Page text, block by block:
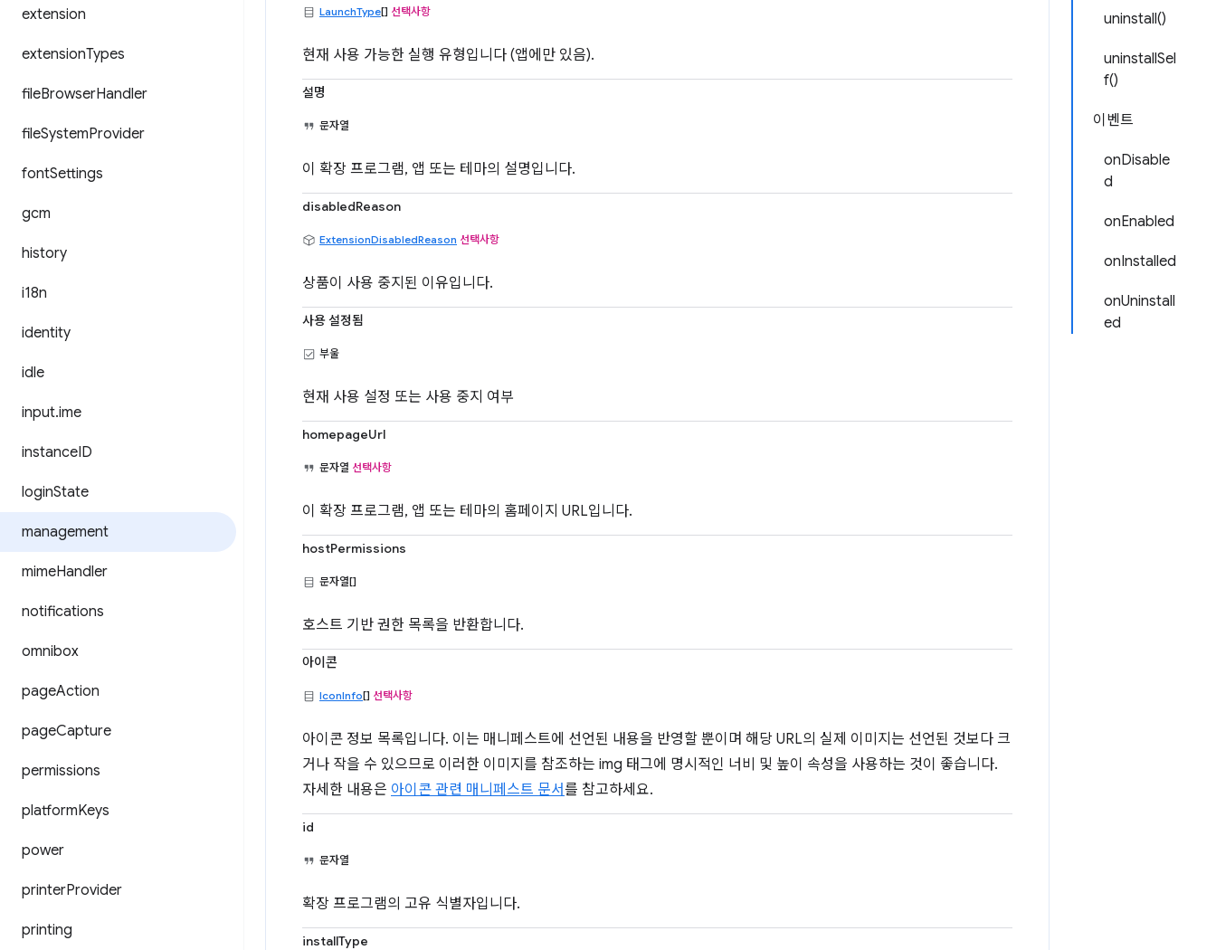
extension
extensionTypes
fileBrowserHandler
fileSystemProvider
fontSettings
gcm
history
i18n
identity
idle
input.ime
instanceID
loginState
management
mimeHandler
notifications
omnibox
pageAction
pageCapture
permissions
platformKeys
power
printerProvider
printing
uninstall()
uninstallSel
f()
이벤트
onDisable
d
onEnabled
onInstalled
onUninstall
ed
LaunchType[] 선택사항
현재 사용 가능한 실행 유형입니다 (앱에만 있음).
설명
문자열
이 확장 프로그램, 앱 또는 테마의 설명입니다.
disabledReason
ExtensionDisabledReason 선택사항
상품이 사용 중지된 이유입니다.
사용 설정됨
부울
현재 사용 설정 또는 사용 중지 여부
homepageUrl
문자열 선택사항
이 확장 프로그램, 앱 또는 테마의 홈페이지 URL입니다.
hostPermissions
문자열[]
호스트 기반 권한 목록을 반환합니다.
아이콘
IconInfo[] 선택사항
아이콘 정보 목록입니다. 이는 매니페스트에 선언된 내용을 반영할 뿐이며 해당 URL의 실제 이미지는 선언된 것보다 크
거나 작을 수 있으므로 이러한 이미지를 참조하는 img 태그에 명시적인 너비 및 높이 속성을 사용하는 것이 좋습니다.
자세한 내용은 아이콘 관련 매니페스트 문서를 참고하세요.
id
문자열
확장 프로그램의 고유 식별자입니다.
installType